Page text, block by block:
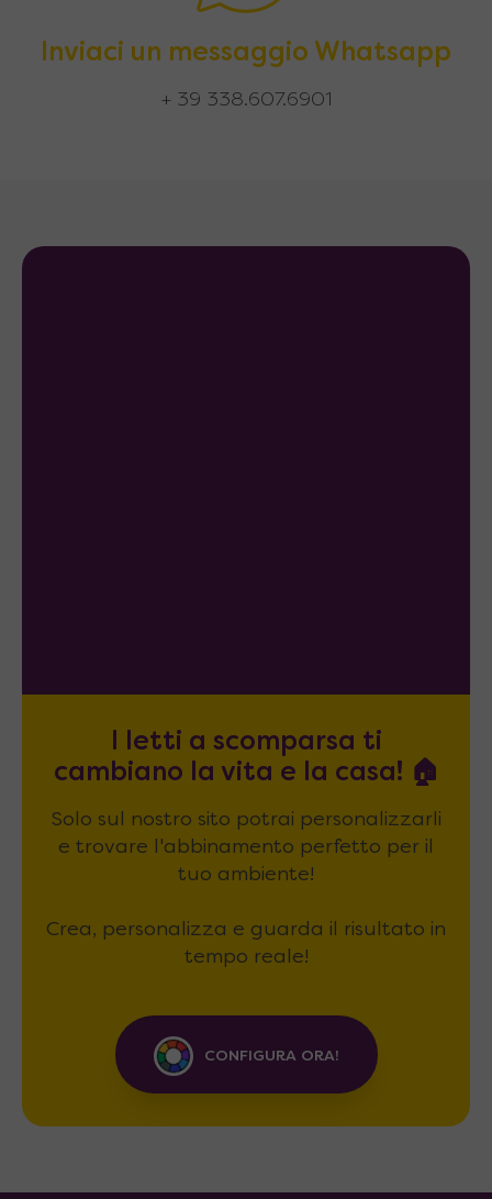
Inviaci un messaggio Whatsapp
+ 39 338.607.6901
I letti a scomparsa ti
cambiano la vita e la casa! 🏠
Solo sul nostro sito potrai personalizzarli
e trovare l'abbinamento perfetto per il
tuo ambiente!
Crea, personalizza e guarda il risultato in
tempo reale!
CONFIGURA ORA!